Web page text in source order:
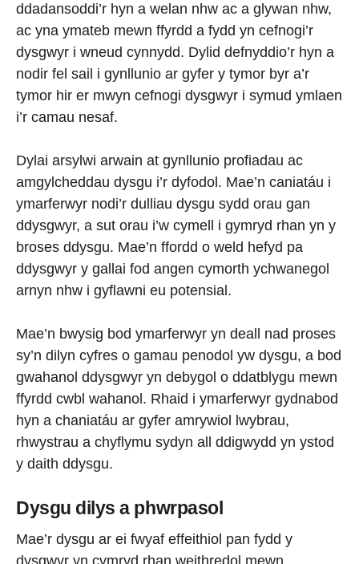
ddadansoddi’r hyn a welan nhw ac a glywan nhw,
ac yna ymateb mewn ffyrdd a fydd yn cefnogi’r
dysgwyr i wneud cynnydd. Dylid defnyddio’r hyn a
nodir fel sail i gynllunio ar gyfer y tymor byr a’r
tymor hir er mwyn cefnogi dysgwyr i symud ymlaen
i’r camau nesaf.
Dylai arsylwi arwain at gynllunio profiadau ac
amgylcheddau dysgu i’r dyfodol. Mae’n caniatáu i
ymarferwyr nodi’r dulliau dysgu sydd orau gan
ddysgwyr, a sut orau i’w cymell i gymryd rhan yn y
broses ddysgu. Mae’n ffordd o weld hefyd pa
ddysgwyr y gallai fod angen cymorth ychwanegol
arnyn nhw i gyflawni eu potensial.
Mae’n bwysig bod ymarferwyr yn deall nad proses
sy’n dilyn cyfres o gamau penodol yw dysgu, a bod
gwahanol ddysgwyr yn debygol o ddatblygu mewn
ffyrdd cwbl wahanol. Rhaid i ymarferwyr gydnabod
hyn a chaniatáu ar gyfer amrywiol lwybrau,
rhwystrau a chyflymu sydyn all ddigwydd yn ystod
y daith ddysgu.
Dysgu dilys a phwrpasol
Mae’r dysgu ar ei fwyaf effeithiol pan fydd y
dysgwyr yn cymryd rhan weithredol mewn